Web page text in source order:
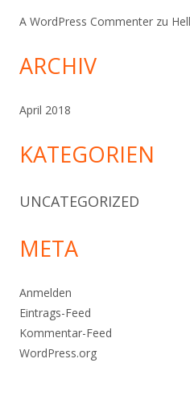
A WordPress Commenter zu
ARCHIV
April 2018
KATEGORIEN
UNCATEGORIZED
META
Anmelden
Eintrags-Feed
Kommentar-Feed
WordPress.org